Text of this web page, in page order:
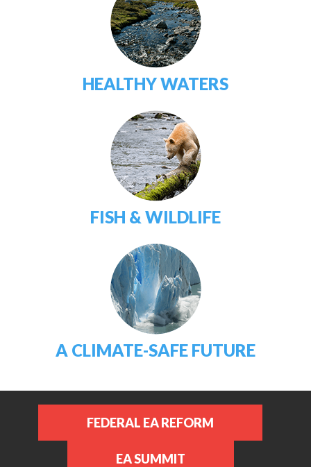
HEALTHY WATERS
FISH & WILDLIFE
A CLIMATE-SAFE FUTURE
FEDERAL EA REFORM
EA SUMMIT